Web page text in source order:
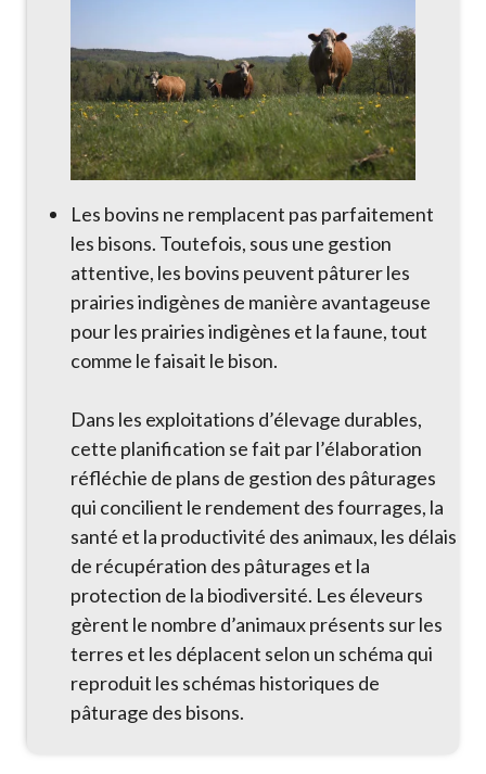
Les bovins ne remplacent pas parfaitement
les bisons. Toutefois, sous une gestion
attentive, les bovins peuvent pâturer les
prairies indigènes de manière avantageuse
pour les prairies indigènes et la faune, tout
comme le faisait le bison.
Dans les exploitations d’élevage durables,
cette planification se fait par l’élaboration
réfléchie de plans de gestion des pâturages
qui concilient le rendement des fourrages, la
santé et la productivité des animaux, les délais
de récupération des pâturages et la
protection de la biodiversité. Les éleveurs
gèrent le nombre d’animaux présents sur les
terres et les déplacent selon un schéma qui
reproduit les schémas historiques de
pâturage des bisons.